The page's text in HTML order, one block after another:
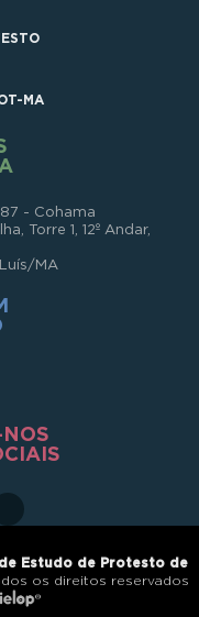
MA
- Cohama
Torre 1, 12º Andar,
MA
Estudo de Protesto de
os direitos reservados
®